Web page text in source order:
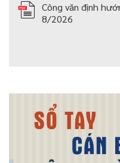
Công văn định
8/2026